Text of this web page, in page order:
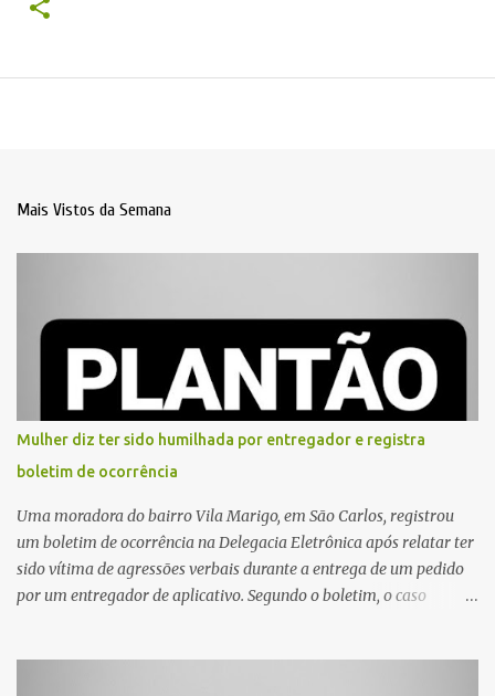
Mais Vistos da Semana
Mulher diz ter sido humilhada por entregador e registra
boletim de ocorrência
Uma moradora do bairro Vila Marigo, em São Carlos, registrou
um boletim de ocorrência na Delegacia Eletrônica após relatar ter
sido vítima de agressões verbais durante a entrega de um pedido
por um entregador de aplicativo. Segundo o boletim, o caso